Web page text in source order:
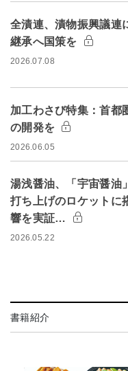
全漬連、漬物振興議
継承へ国策を
2026.07.08
加工わさび特集：首
の開発を
2026.06.05
湯浅醤油、「宇宙醤
打ち上げのロケット
響を実証…
2026.05.22
書籍紹介